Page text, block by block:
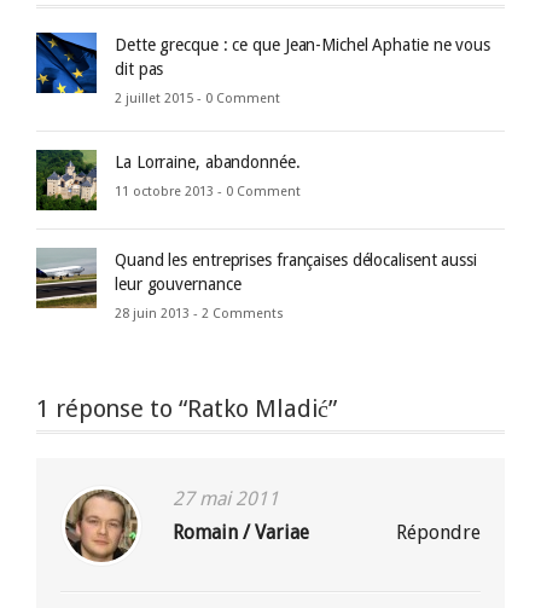
Dette grecque : ce que Jean-Michel Aphatie ne vous
dit pas
2 juillet 2015 - 0 Comment
La Lorraine, abandonnée.
11 octobre 2013 - 0 Comment
Quand les entreprises françaises délocalisent aussi
leur gouvernance
28 juin 2013 - 2 Comments
1 réponse to “Ratko Mladić”
27 mai 2011
Romain / Variae
Répondre